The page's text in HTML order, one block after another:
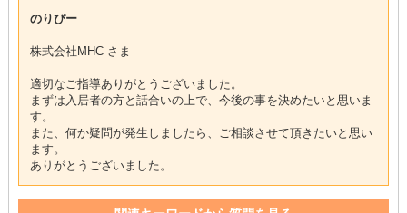
のりぴー
株式会社MHC さま
適切なご指導ありがとうございました。
まずは入居者の方と話合いの上で、今後の事を決めたいと思いま
す。
また、何か疑問が発生しましたら、ご相談させて頂きたいと思い
ます。
ありがとうございました。